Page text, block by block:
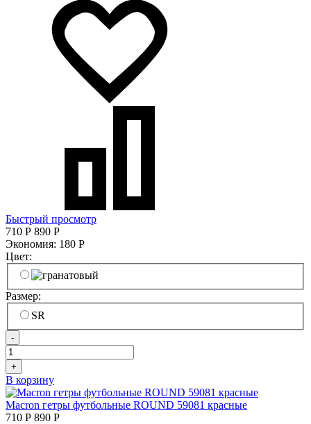
Быстрый просмотр
710 Р 890 Р
Экономия: 180 Р
Цвет:
Размер:
SR
-
+
В корзину
Macron гетры футбольные ROUND 59081 красные
710 Р 890 Р